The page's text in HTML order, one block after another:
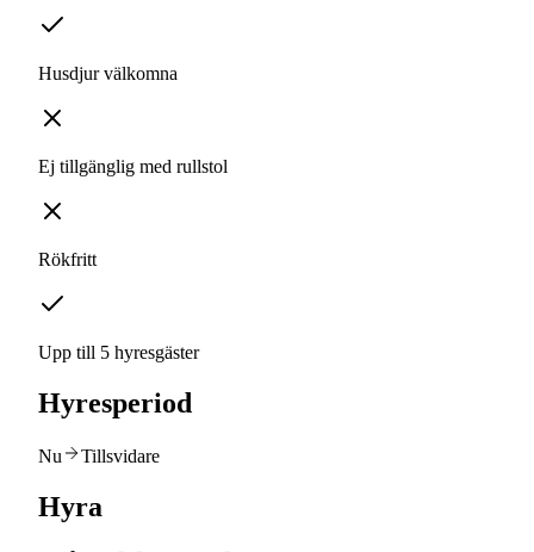
Husdjur välkomna
Ej tillgänglig med rullstol
Rökfritt
Upp till 5 hyresgäster
Hyresperiod
Nu Tillsvidare
Hyra